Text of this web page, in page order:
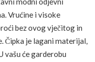
Vrućine i visoke
bez ovog vječitog in
Čipka je lagani materijal,
vašu će garderobu